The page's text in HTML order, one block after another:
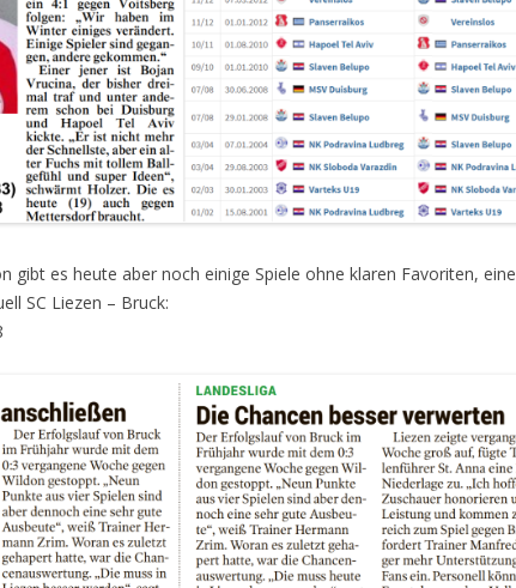
gibt es heute aber noch einige Spiele ohne klaren Favoriten, eine
SC Liezen – Bruck: